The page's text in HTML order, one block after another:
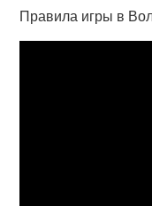
Правила игры в